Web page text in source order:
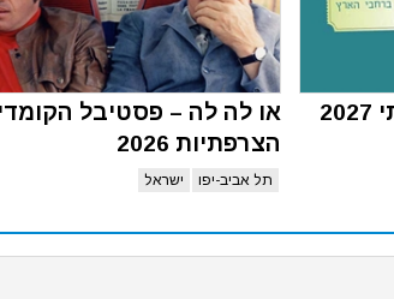
או לה לה – פסטיבל
הצרפתיות 2026
תל אביב-יפו ישראל